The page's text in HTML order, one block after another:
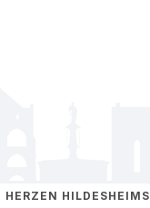
HILDESHEIMS